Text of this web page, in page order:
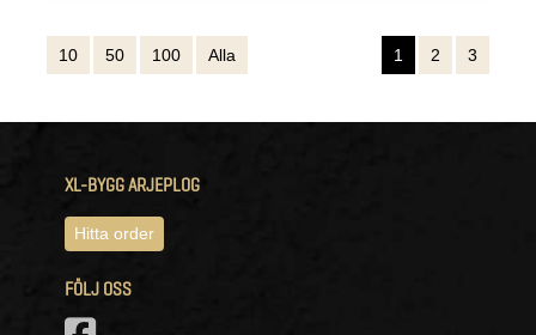
10 50 100 Alla 1 2 3
XL-BYGG ARJEPLOG
Hitta order
FÖLJ OSS